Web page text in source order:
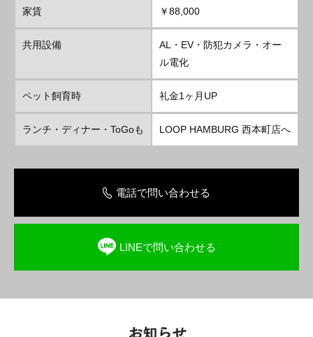
家賃 ￥88,000
共用設備
AL・EV・防犯カメラ・オー
ル電化
ペット飼育時 礼金1ヶ月UP
ランチ・ディナー・ToGoも LOOP HAMBURG 西本町店へ
電話で問い合わせる
LINEで問い合わせる